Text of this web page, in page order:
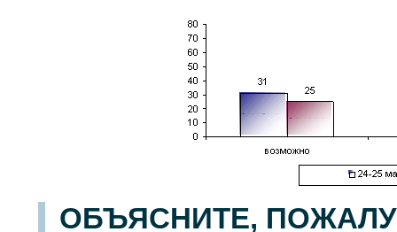
ОБЪЯСНИТЕ,